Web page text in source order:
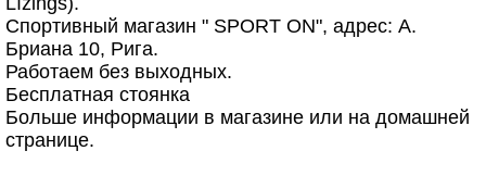
Спортивный магазин " SPORT ON", адрес: А.
Бриана 10, Рига.
Работаем без выходных.
Бесплатная стоянка
Больше информации в магазине или на домашней
странице.